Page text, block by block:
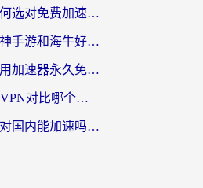
海外党必看：如何选对免费加速器，无缝访问国内资源不踩坑？
海外党必看：雷神手游和海牛好用吗？+3款热门加速器实测对比，附番茄加速器无缝回国指南
海外党必看：应用加速器永久免费版真的存在吗？教你选对回国加速器无缝刷国内资源
穿梭VPN和海牛VPN对比哪个回国效果更好？海外华人亲测3款热门加速器+避坑指南
在国外用加速器对国内能加速吗？海外党亲测有效的无缝访问指南